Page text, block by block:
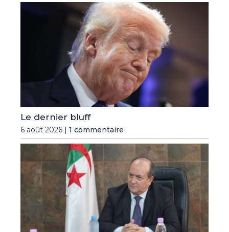
Le dernier bluff
6 août 2026 | 1 commentaire